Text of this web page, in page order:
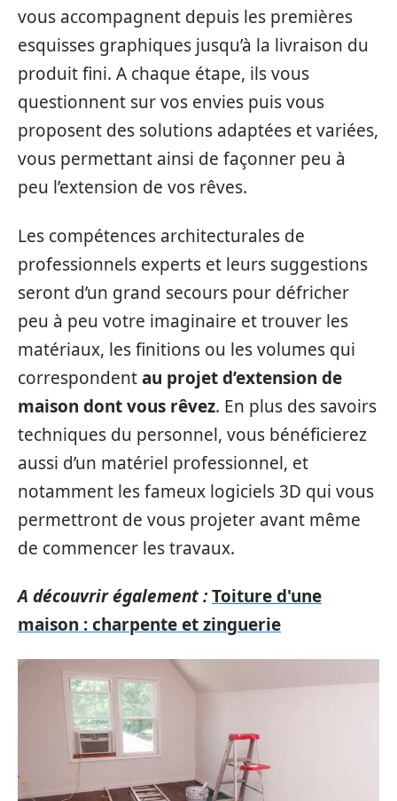
vous accompagnent depuis les premières
esquisses graphiques jusqu’à la livraison du
produit fini. A chaque étape, ils vous
questionnent sur vos envies puis vous
proposent des solutions adaptées et variées,
vous permettant ainsi de façonner peu à
peu l’extension de vos rêves.
Les compétences architecturales de
professionnels experts et leurs suggestions
seront d’un grand secours pour défricher
peu à peu votre imaginaire et trouver les
matériaux, les finitions ou les volumes qui
correspondentau projet d’extension de
maison dont vous rêvez. En plus des savoirs
techniques du personnel, vous bénéficierez
aussi d’un matériel professionnel, et
notamment les fameux logiciels 3D qui vous
permettront de vous projeter avant même
de commencer les travaux.
A découvrir également :Toiture d'une
maison : charpente et zinguerie